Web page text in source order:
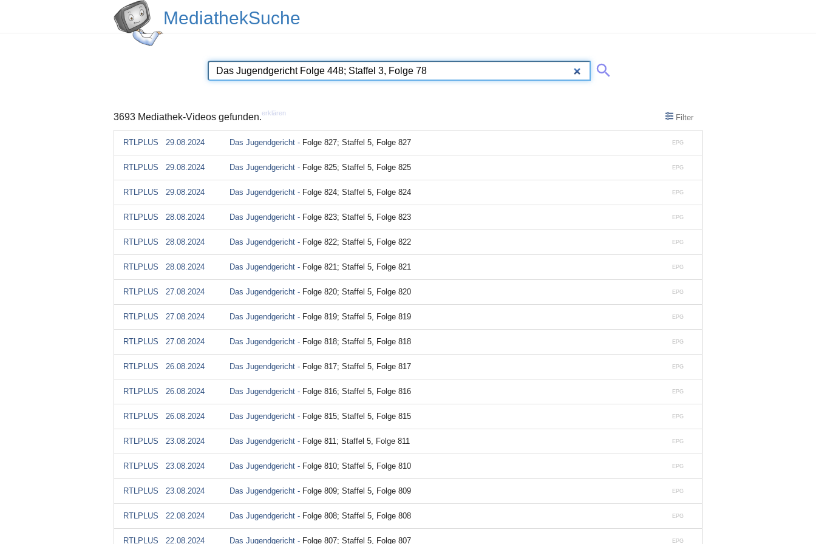
MediathekSuche
3693 Mediathek-Videos gefunden.erklären Filter
EPG
RTLPLUS 29.08.2024 Das Jugendgericht - Folge 827; Staffel 5, Folge 827
EPG
RTLPLUS 29.08.2024 Das Jugendgericht - Folge 825; Staffel 5, Folge 825
EPG
RTLPLUS 29.08.2024 Das Jugendgericht - Folge 824; Staffel 5, Folge 824
EPG
RTLPLUS 28.08.2024 Das Jugendgericht - Folge 823; Staffel 5, Folge 823
EPG
RTLPLUS 28.08.2024 Das Jugendgericht - Folge 822; Staffel 5, Folge 822
EPG
RTLPLUS 28.08.2024 Das Jugendgericht - Folge 821; Staffel 5, Folge 821
EPG
RTLPLUS 27.08.2024 Das Jugendgericht - Folge 820; Staffel 5, Folge 820
EPG
RTLPLUS 27.08.2024 Das Jugendgericht - Folge 819; Staffel 5, Folge 819
EPG
RTLPLUS 27.08.2024 Das Jugendgericht - Folge 818; Staffel 5, Folge 818
EPG
RTLPLUS 26.08.2024 Das Jugendgericht - Folge 817; Staffel 5, Folge 817
EPG
RTLPLUS 26.08.2024 Das Jugendgericht - Folge 816; Staffel 5, Folge 816
EPG
RTLPLUS 26.08.2024 Das Jugendgericht - Folge 815; Staffel 5, Folge 815
EPG
RTLPLUS 23.08.2024 Das Jugendgericht - Folge 811; Staffel 5, Folge 811
EPG
RTLPLUS 23.08.2024 Das Jugendgericht - Folge 810; Staffel 5, Folge 810
EPG
RTLPLUS 23.08.2024 Das Jugendgericht - Folge 809; Staffel 5, Folge 809
EPG
RTLPLUS 22.08.2024 Das Jugendgericht - Folge 808; Staffel 5, Folge 808
EPG
RTLPLUS 22.08.2024 Das Jugendgericht - Folge 807; Staffel 5, Folge 807